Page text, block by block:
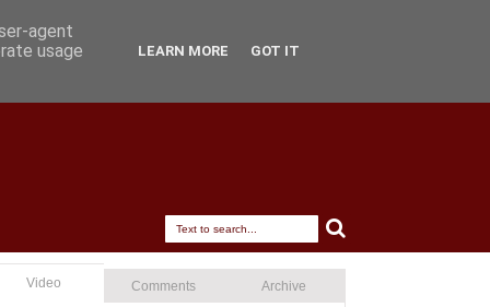
Video Comments Archive
agent
usage
LEARN MORE GOT IT